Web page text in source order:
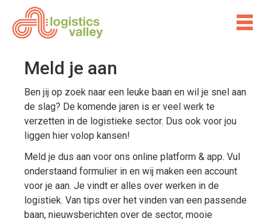
Meld je aan
Ben jij op zoek naar een leuke baan en wil je snel aan
de slag? De komende jaren is er veel werk te
verzetten in de logistieke sector. Dus ook voor jou
liggen hier volop kansen!
Meld je dus aan voor ons online platform & app. Vul
onderstaand formulier in en wij maken een account
voor je aan. Je vindt er alles over werken in de
logistiek. Van tips over het vinden van een passende
baan, nieuwsberichten over de sector, mooie